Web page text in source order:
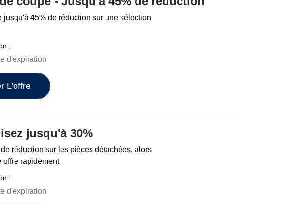
jusqu'à 45% de réduction sur une sélection
:
d'expiration
L'offre
jusqu'à 30%
réduction sur les pièces détachées, alors
offre rapidement
:
d'expiration